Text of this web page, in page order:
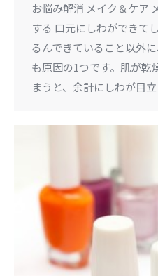
お悩み解消 メイク＆ケア
する 口元にしわができて
るんできていること以外
も原因の1つです。肌が乾
まうと、余計にしわが目